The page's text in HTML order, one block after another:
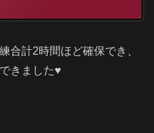
合計2時間ほど確保でき、
きました♥